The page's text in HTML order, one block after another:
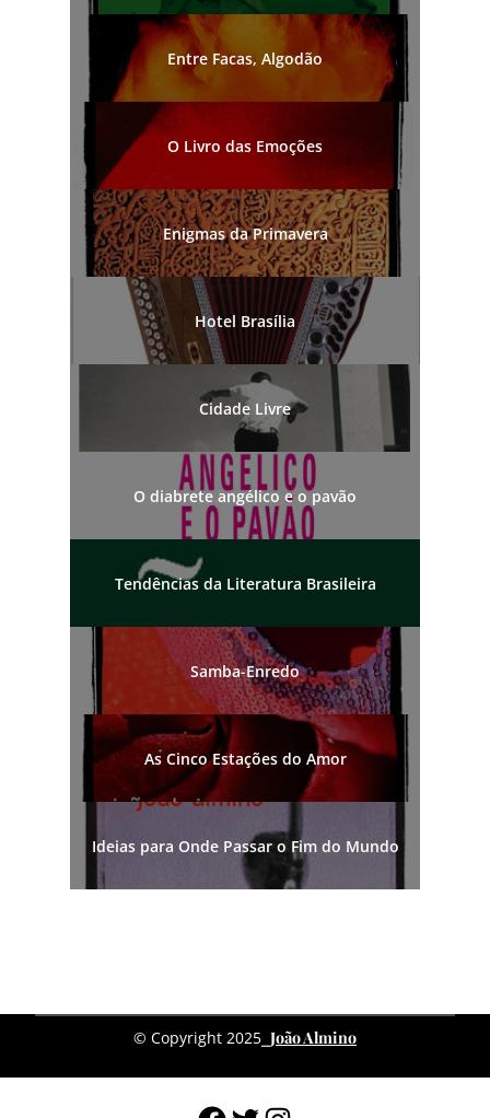
Entre Facas, Algodão
O Livro das Emoções
Enigmas da Primavera
Hotel Brasília
Cidade Livre
O diabrete angélico e o pavão
Tendências da Literatura Brasileira
Samba-Enredo
As Cinco Estações do Amor
Ideias para Onde Passar o Fim do Mundo
© Copyright 2025 João Almino